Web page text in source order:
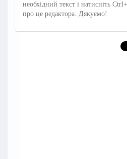
необхідний текст і натисніть
про це редактора. Дякуємо!